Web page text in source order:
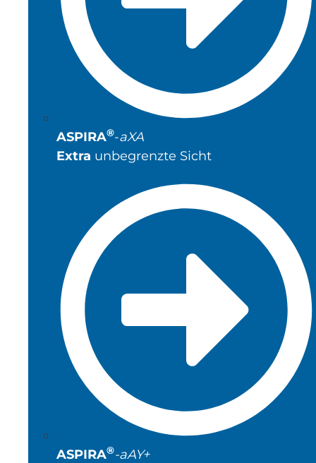
ASPIRA®-aXA
Extra unbegrenzte Sicht
ASPIRA®-aAY+